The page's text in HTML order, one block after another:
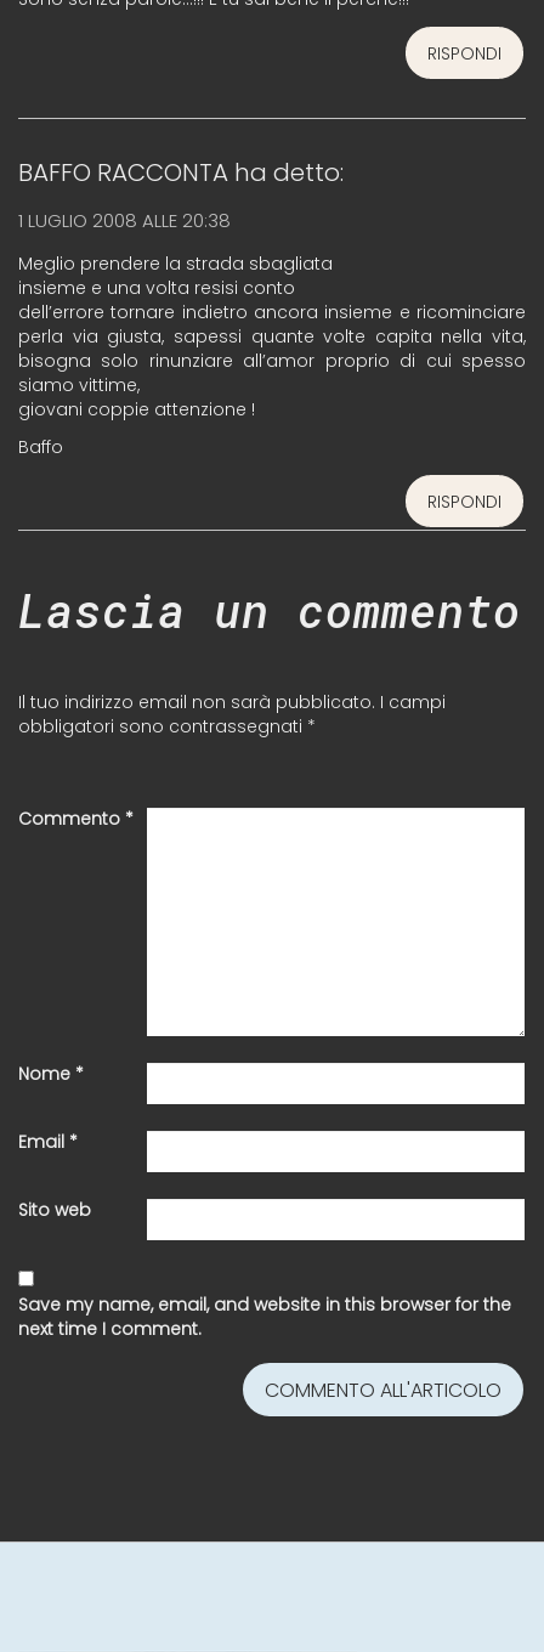
RISPONDI
BAFFO RACCONTA ha detto:
1 LUGLIO 2008 ALLE 20:38
Meglio prendere la strada sbagliata
insieme e una volta resisi conto
dell’errore tornare indietro ancora insieme e ricominciare
perla via giusta, sapessi quante volte capita nella vita,
bisogna solo rinunziare all’amor proprio di cui spesso
siamo vittime,
giovani coppie attenzione !
Baffo
RISPONDI
Lascia un commento
Il tuo indirizzo email non sarà pubblicato. I campi
obbligatori sono contrassegnati *
Commento *
Nome *
Email *
Sito web
Save my name, email, and website in this browser for the
next time I comment.